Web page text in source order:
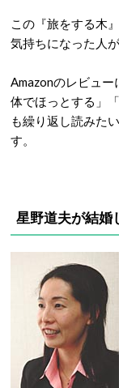
この『旅をする木
気持ちになった人
Amazonのレビュ
体でほっとする」
も繰り返し読みた
す。
星野道夫が結婚